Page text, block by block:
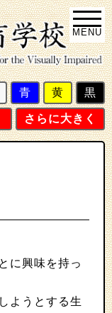
青 黄 黒
さらに大きく
に興味を持っ
ようとする生
MENU